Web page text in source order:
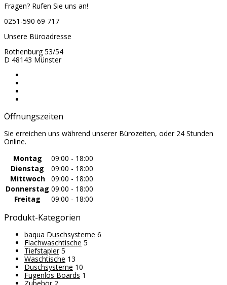
Fragen? Rufen Sie uns an!
0251-590 69 717
Unsere Büroadresse
Rothenburg 53/54
D 48143 Münster
Öffnungszeiten
Sie erreichen uns während unserer Bürozeiten, oder 24 Stunden
Online.
Montag
09:00 - 18:00
Dienstag
09:00 - 18:00
Mittwoch
09:00 - 18:00
Donnerstag 09:00 - 18:00
Freitag
09:00 - 18:00
Produkt-Kategorien
baqua Duschsysteme 6
Flachwaschtische 5
Tiefstapler 5
Waschtische 13
Duschsysteme 10
Fugenlos Boards 1
Zubehör 2